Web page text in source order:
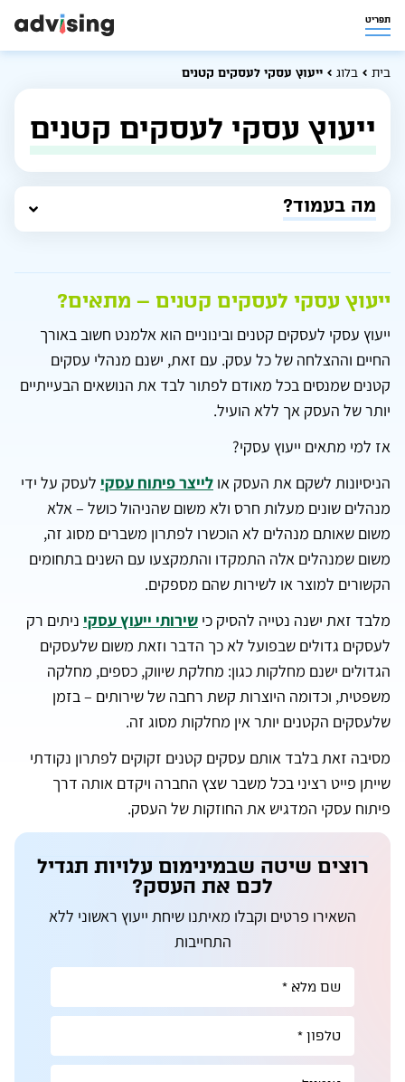
תפריט
בית בלוג ייעוץ עסקי לעסקים קטנים
ייעוץ עסקי לעסקים קטנים
מה בעמוד?
ייעוץ עסקי לעסקים קטנים – מתאים?
ייעוץ עסקי לעסקים קטנים ובינוניים הוא אלמנט חשוב באורך
החיים וההצלחה של כל עסק. עם זאת, ישנם מנהלי עסקים
קטנים שמנסים בכל מאודם לפתור לבד את הנושאים הבעייתיים
יותר של העסק אך ללא הועיל.
אז למי מתאים ייעוץ עסקי?
הניסיונות לשקם את העסק או לייצר פיתוח עסקי לעסק על ידי
מנהלים שונים מעלות חרס ולא משום שהניהול כושל – אלא
משום שאותם מנהלים לא הוכשרו לפתרון משברים מסוג זה,
משום שמנהלים אלה התמקדו והתמקצעו עם השנים בתחומים
הקשורים למוצר או לשירות שהם מספקים.
מלבד זאת ישנה נטייה להסיק כי שירותי ייעוץ עסקי ניתים רק
לעסקים גדולים שבפועל לא כך הדבר וזאת משום שלעסקים
הגדולים ישנם מחלקות כגון: מחלקת שיווק, כספים, מחלקה
משפטית, וכדומה היוצרות קשת רחבה של שירותים – בזמן
שלעסקים הקטנים יותר אין מחלקות מסוג זה.
מסיבה זאת בלבד אותם עסקים קטנים זקוקים לפתרון נקודתי
שייתן פייט רציני בכל משבר שצץ החברה ויקדם אותה דרך
פיתוח עסקי המדגיש את החוזקות של העסק.
רוצים שיטה שבמינימום עלויות תגדיל
לכם את העסק?
השאירו פרטים וקבלו מאיתנו שיחת ייעוץ ראשוני ללא
התחייבות